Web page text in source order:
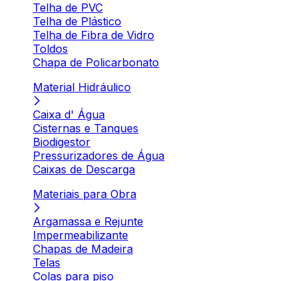
Telha de PVC
Telha de Plástico
Telha de Fibra de Vidro
Toldos
Chapa de Policarbonato
Material Hidráulico
Caixa d' Água
Cisternas e Tanques
Biodigestor
Pressurizadores de Água
Caixas de Descarga
Materiais para Obra
Argamassa e Rejunte
Impermeabilizante
Chapas de Madeira
Telas
Colas para piso